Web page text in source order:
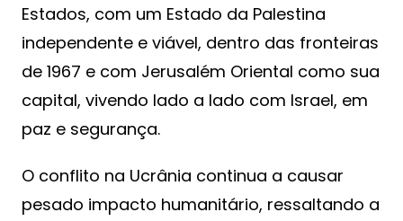
Estados, com um Estado da Palestina
independente e viável, dentro das fronteiras
de 1967 e com Jerusalém Oriental como sua
capital, vivendo lado a lado com Israel, em
paz e segurança.
O conflito na Ucrânia continua a causar
pesado impacto humanitário, ressaltando a